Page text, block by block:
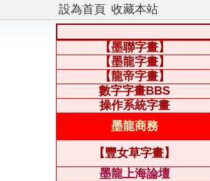
設為首頁 收藏本站
【墨聯字畫】
【墨龍字畫】
【龍帝字畫】
數字字畫BBS
操作系統字畫
墨龍商務
【豐女草字畫】
墨龍上海論壇